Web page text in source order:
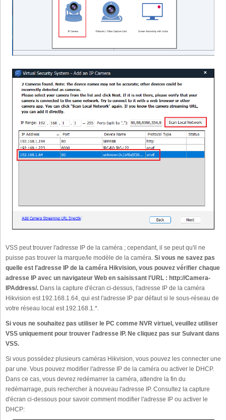
VSS peut trouver l'adresse IP de la caméra ; cependant, il se peut qu'il ne
puisse pas trouver la marque/le modèle de la caméra. Si vous ne savez pas
quelle est l'adresse IP de la caméra Hikvision, vous pouvez vérifier chaque
adresse IP avec un navigateur Web en saisissant l'URL : http://Camera-
IPAddress/. Dans la capture d'écran ci-dessus, l'adresse IP de la caméra
Hikvision est 192.168.1.64, qui est l'adresse IP par défaut si le sous-réseau de
votre réseau local est 192.168.1.*.
Si vous ne souhaitez pas utiliser le PC comme NVR virtuel, veuillez utiliser
VSS uniquement pour trouver l'adresse IP. Ne cliquez pas sur Suivant dans
VSS.
Si vous possédez plusieurs caméras Hikvision, vous pouvez les connecter une
par une. Vous pouvez modifier l'adresse IP de la caméra ou activer le DHCP.
Dans ce cas, vous devrez redémarrer la caméra, attendre la fin du
redémarrage, puis rechercher à nouveau l'adresse IP. Consultez la capture
d'écran ci-dessous pour savoir comment modifier l'adresse IP ou activer le
DHCP: